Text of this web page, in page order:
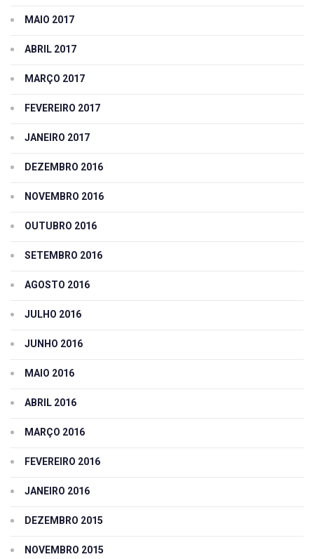
MAIO 2017
ABRIL 2017
MARÇO 2017
FEVEREIRO 2017
JANEIRO 2017
DEZEMBRO 2016
NOVEMBRO 2016
OUTUBRO 2016
SETEMBRO 2016
AGOSTO 2016
JULHO 2016
JUNHO 2016
MAIO 2016
ABRIL 2016
MARÇO 2016
FEVEREIRO 2016
JANEIRO 2016
DEZEMBRO 2015
NOVEMBRO 2015